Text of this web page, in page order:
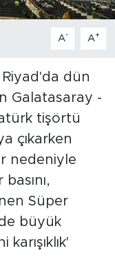
A- A+
dün
Galatasaray -
tişörtü
çıkarken
nedeniyle
Süper
büyük